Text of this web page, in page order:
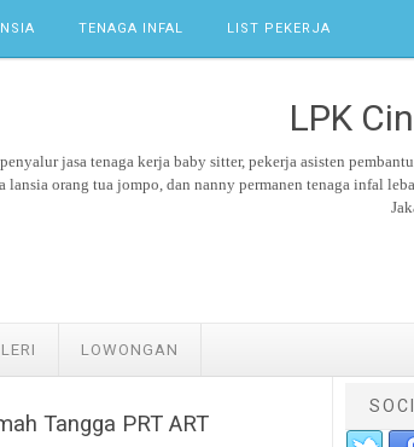
TENAGA INFAL LIST PEKERJA
LPK
jasa tenaga kerja baby sitter, pekerja asisten
lansia orang tua jompo, dan nanny permanen tenaga infal
LOWONGAN
Tangga PRT ART